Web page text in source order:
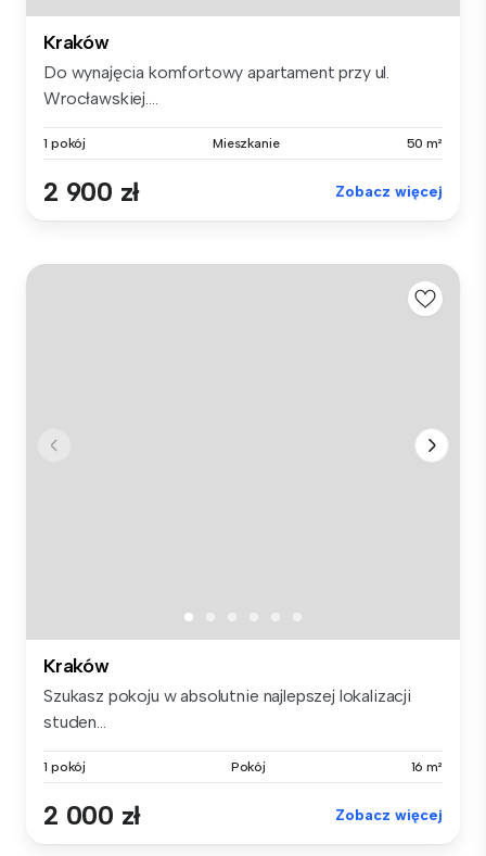
Kraków
Do wynajęcia komfortowy apartament przy ul.
Wrocławskiej....
1 pokój Mieszkanie 50 m²
2 900 zł Zobacz więcej
Kraków
Szukasz pokoju w absolutnie najlepszej lokalizacji
studen...
1 pokój Pokój 16 m²
2 000 zł Zobacz więcej